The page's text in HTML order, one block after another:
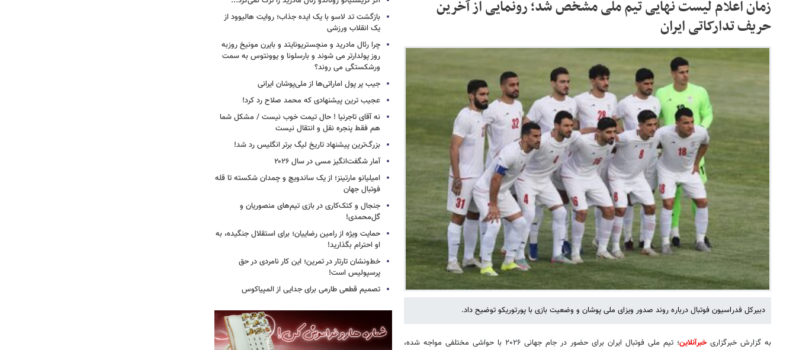
زمان اعلام لیست نهایی تیم ملی مشخص شد؛ رونمایی از آخرین
حریف تدارکاتی ایران
دبیرکل فدراسیون فوتبال درباره روند صدور ویزای ملی پوشان و وضعیت بازی با پورتوریکو توضیح داد.
به گزارش خبرگزاریخبرآنلاین
؛ تیم ملی فوتبال ایران برای حضور در جام جهانی ۲۰۲۶ با حواشی مختلفی مواجه شده،
بازگشت تد لاسو با یک ایده جذاب؛ روایت هالیوود از
یک انقلاب ورزشی
چرا رئال مادرید و منچستریونایتد و بایرن مونیخ روزبه
روز پولدارتر می شوند و بارسلونا و یوونتوس به سمت
ورشکستگی می روند؟
جیب پر پول اماراتی‌ها از ملی‌پوشان ایرانی
عجیب ترین پیشنهادی که محمد صلاح رد کرد!
نه آقای تاجرنیا ! حال تیمت خوب نیست / مشکل شما
هم فقط پنجره نقل و انتقال نیست
بزرگ‌ترین پیشنهاد تاریخ لیگ برتر انگلیس رد شد!
آمار شگفت‌انگیز مسی در سال ۲۰۲۶
امیلیانو مارتینز؛ از یک ساندویچ و چمدان شکسته تا قله
فوتبال جهان
جنجال و کتک‌کاری در بازی تیم‌های منصوریان و
گل‌محمدی!
حمایت ویژه از رامین رضاییان؛ برای استقلال جنگیده، به
او احترام بگذارید!
خط‌ونشان تارتار در تمرین؛ این کار نامردی در حق
پرسپولیس است!
تصمیم قطعی طارمی برای جدایی از المپیاکوس